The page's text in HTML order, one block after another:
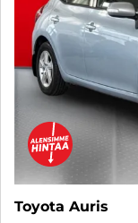
Toyota Auris